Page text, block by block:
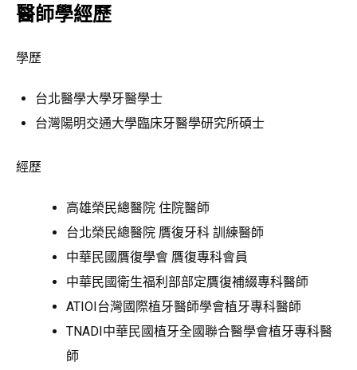
醫師學經歷
學歷
台北醫學大學牙醫學士
台灣陽明交通大學臨床牙醫學研究所碩士
經歷
高雄榮民總醫院 住院醫師
台北榮民總醫院 贋復牙科 訓練醫師
中華民國贋復學會 贋復專科會員
中華民國衛生福利部部定贋復補綴專科醫師
ATIOI台灣國際植牙醫師學會植牙專科醫師
TNADI中華民國植牙全國聯合醫學會植牙專科醫
師